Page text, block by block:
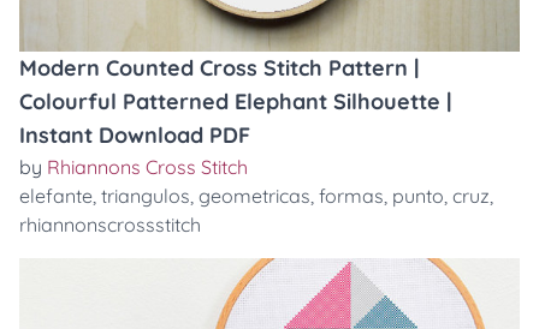
Modern Counted Cross Stitch Pattern |
Colourful Patterned Elephant Silhouette |
Instant Download PDF
by Rhiannons Cross Stitch
elefante, triangulos, geometricas, formas, punto, cruz,
rhiannonscrossstitch